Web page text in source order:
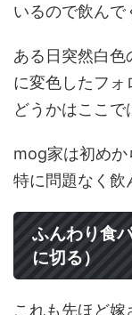
いるので飲んで
ある日突然白
に変色したフ
どうかはここで
mog家は初めか
特に問題なく飲
ふんわり食
に切る）
これも先ほど嫁